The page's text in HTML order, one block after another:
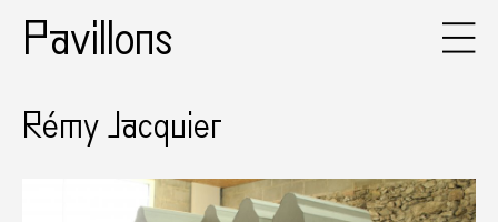
Pavillons
Rémy Jacquier